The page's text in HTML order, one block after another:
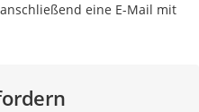
eine E-Mail mit